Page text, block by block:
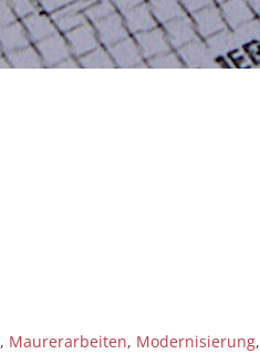
, Maurerarbeiten, Modernisierung,